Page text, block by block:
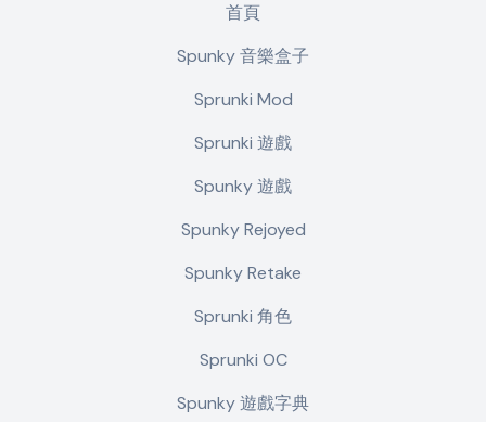
首頁
Spunky 音樂盒子
Sprunki Mod
Sprunki 遊戲
Spunky 遊戲
Spunky Rejoyed
Spunky Retake
Sprunki 角色
Sprunki OC
Spunky 遊戲字典